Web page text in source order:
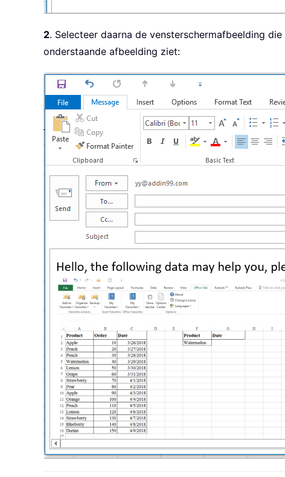
2. Selecteer daarna de vensterschermafbeelding
onderstaande afbeelding ziet: